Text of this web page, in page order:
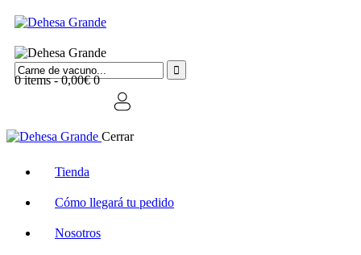
0 items - 0,00€ 0
Cerrar
Tienda
Cómo llegará tu pedido
Nosotros